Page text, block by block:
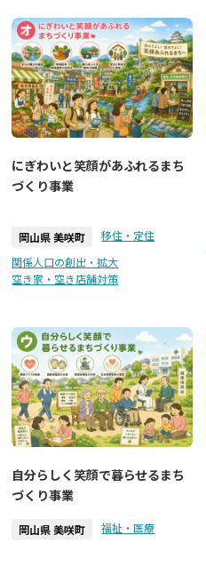
にぎわいと笑顔があふれるまち
づくり事業
岡山県 美咲町
移住・定住
関係人口の創出・拡大
空き家・空き店舗対策
自分らしく笑顔で暮らせるまち
づくり事業
岡山県 美咲町 福祉・医療